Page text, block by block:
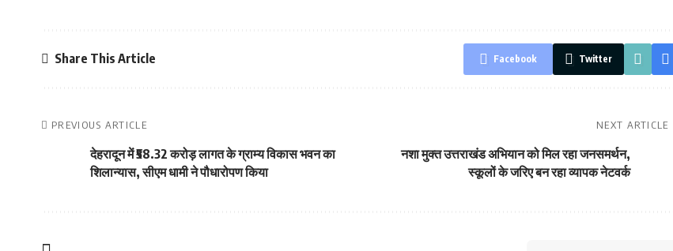
Share This Article Facebook Twitter
PREVIOUS ARTICLE
देहरादून में ₹58.32 करोड़ लागत के ग्राम्य विकास भवन का
शिलान्यास, सीएम धामी ने पौधारोपण किया
NEXT ARTICLE
नशा मुक्त उत्तराखंड अभियान को मिल रहा जनसमर्थन,
स्कूलों के जरिए बन रहा व्यापक नेटवर्क